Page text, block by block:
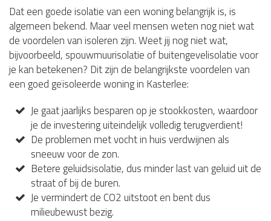
Dat een goede isolatie van een woning belangrijk is, is
algemeen bekend. Maar veel mensen weten nog niet wat
de voordelen van isoleren zijn. Weet jij nog niet wat,
bijvoorbeeld, spouwmuurisolatie of buitengevelisolatie voor
je kan betekenen? Dit zijn de belangrijkste voordelen van
een goed geïsoleerde woning in Kasterlee:
Je gaat jaarlijks besparen op je stookkosten, waardoor
je de investering uiteindelijk volledig terugverdient!
De problemen met vocht in huis verdwijnen als
sneeuw voor de zon.
Betere geluidsisolatie, dus minder last van geluid uit de
straat of bij de buren.
Je vermindert de CO2 uitstoot en bent dus
milieubewust bezig.